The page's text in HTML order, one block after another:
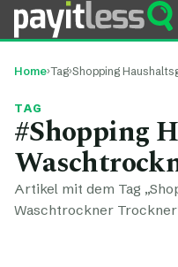
Home›Tag›Shopping
TAG
#Shopping
Artikel mit dem Tag
Waschtrockner